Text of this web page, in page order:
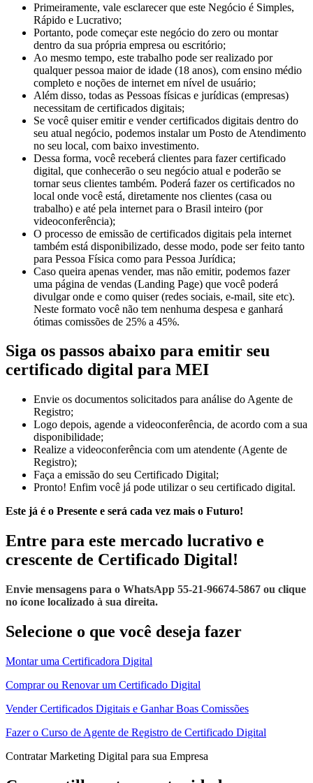
Primeiramente, vale esclarecer que este Negócio é Simples,
Rápido e Lucrativo;
Portanto, pode começar este negócio do zero ou montar
dentro da sua própria empresa ou escritório;
Ao mesmo tempo, este trabalho pode ser realizado por
qualquer pessoa maior de idade (18 anos), com ensino médio
completo e noções de internet em nível de usuário;
Além disso, todas as Pessoas físicas e jurídicas (empresas)
necessitam de certificados digitais;
Se você quiser emitir e vender certificados digitais dentro do
seu atual negócio, podemos instalar um Posto de Atendimento
no seu local, com baixo investimento.
Dessa forma, você receberá clientes para fazer certificado
digital, que conhecerão o seu negócio atual e poderão se
tornar seus clientes também. Poderá fazer os certificados no
local onde você está, diretamente nos clientes (casa ou
trabalho) e até pela internet para o Brasil inteiro (por
videoconferência);
O processo de emissão de certificados digitais pela internet
também está disponibilizado, desse modo, pode ser feito tanto
para Pessoa Física como para Pessoa Jurídica;
Caso queira apenas vender, mas não emitir, podemos fazer
uma página de vendas (Landing Page) que você poderá
divulgar onde e como quiser (redes sociais, e-mail, site etc).
Neste formato você não tem nenhuma despesa e ganhará
ótimas comissões de 25% a 45%.
Siga os passos abaixo para emitir seu
certificado digital para MEI
Envie os documentos solicitados para análise do Agente de
Registro;
Logo depois, agende a videoconferência, de acordo com a sua
disponibilidade;
Realize a videoconferência com um atendente (Agente de
Registro);
Faça a emissão do seu Certificado Digital;
Pronto! Enfim você já pode utilizar o seu certificado digital.
Este já é o Presente e será cada vez mais o Futuro!
Entre para este mercado lucrativo e
crescente de Certificado Digital!
Envie mensagens para o WhatsApp 55-21-96674-5867 ou clique
no ícone localizado à sua direita.
Selecione o que você deseja fazer
Montar uma Certificadora Digital
Comprar ou Renovar um Certificado Digital
Vender Certificados Digitais e Ganhar Boas Comissões
Fazer o Curso de Agente de Registro de Certificado Digital
Contratar Marketing Digital para sua Empresa